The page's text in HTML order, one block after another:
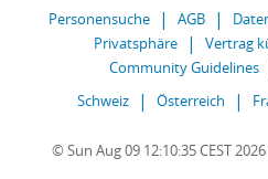
Personensuche AGB
Privatsphäre
Vertrag
Community Guidelines
Schweiz
Österreich
© Sun Aug 09 12:10:35 CEST